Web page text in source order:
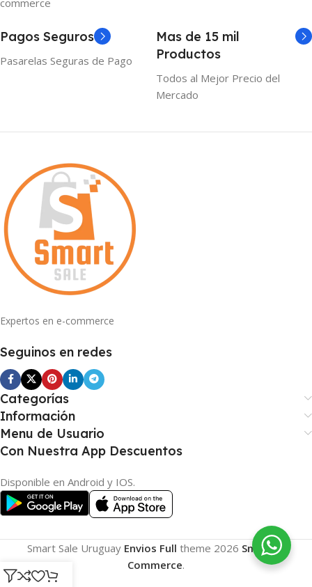
Pagos Seguros
Pasarelas Seguras de Pago
Mas de 15 mil
Productos
Todos al Mejor Precio del
Mercado
Expertos en e-commerce
Seguinos en redes
Categorías
Información
Menu de Usuario
Con Nuestra App Descuentos
Disponible en Android y IOS.
Smart Sale Uruguay Envios Full theme 2026 Smart E-
Commerce.